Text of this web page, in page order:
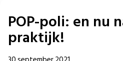
POP-poli: en nu
praktijk!